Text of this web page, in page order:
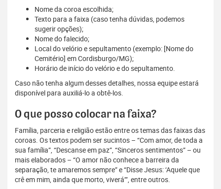
Nome da coroa escolhida;
Texto para a faixa (caso tenha dúvidas, podemos
sugerir opções);
Nome do falecido;
Local do velório e sepultamento (exemplo: [Nome do
Cemitério] em Cordisburgo/MG);
Horário de início do velório e do sepultamento.
Caso não tenha algum desses detalhes, nossa equipe estará
disponível para auxiliá-lo a obtê-los.
O que posso colocar na faixa?
Família, parceria e religião estão entre os temas das faixas das
coroas. Os textos podem ser sucintos – “Com amor, de toda a
sua família”, “Descanse em paz”, “Sinceros sentimentos” – ou
mais elaborados – “O amor não conhece a barreira da
separação, te amaremos sempre” e “Disse Jesus: ‘Aquele que
crê em mim, ainda que morto, viverá’”, entre outros.